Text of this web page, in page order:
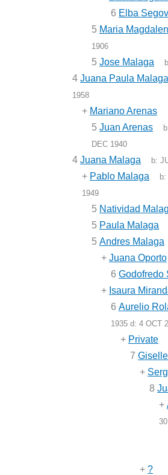
6 Elba
5 Maria
1906
5 Jose Malaga
4 Juana Paula Malaga
1958
+ Mariano Arenas
5 Juan Arenas
DEC 1940
4 Juana Malaga b:
+ Pablo Malaga
1949
5 Natividad
5 Paula Malaga
5 Andres Malaga
+ Juana Oporto
6 Godofredo
+ Isaura
6 Aurelio
1935 d: 4 OCT
+ Private
7
+
8
+
+ ?